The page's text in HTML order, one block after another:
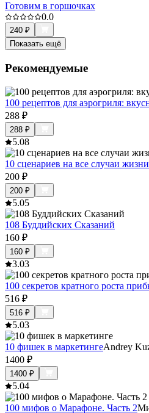
Готовим в горшочках
0.0
240 ₽
Показать ещё
Рекомендуемые
100 рецептов для аэрогриля:
288 ₽
288 ₽
5.08
10 сценариев на все случаи жизни
200 ₽
200 ₽
5.05
108 Буддийских Сказаний
160 ₽
160 ₽
3.03
100 секретов кратного роста
516 ₽
516 ₽
5.03
10 фишек в маркетингеAndrey
1400 ₽
1400 ₽
5.04
100 мифов о Марафоне. Часть 2